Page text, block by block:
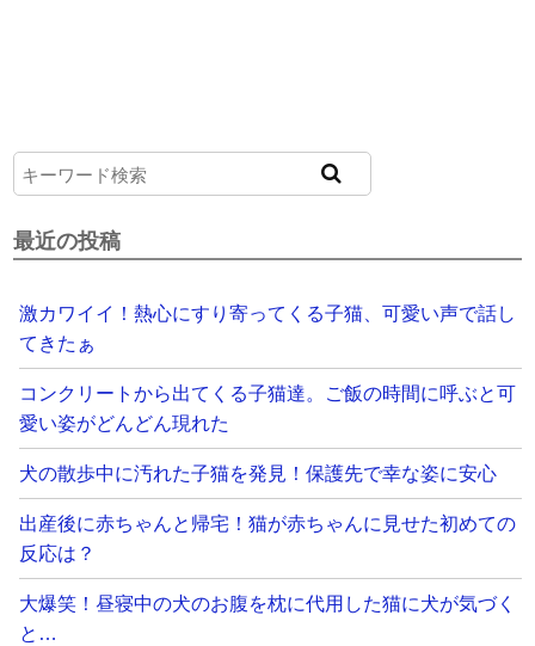
最近の投稿
激カワイイ！熱心にすり寄ってくる子猫、可愛い声で話し
てきたぁ
コンクリートから出てくる子猫達。ご飯の時間に呼ぶと可
愛い姿がどんどん現れた
犬の散歩中に汚れた子猫を発見！保護先で幸な姿に安心
出産後に赤ちゃんと帰宅！猫が赤ちゃんに見せた初めての
反応は？
大爆笑！昼寝中の犬のお腹を枕に代用した猫に犬が気づく
と…